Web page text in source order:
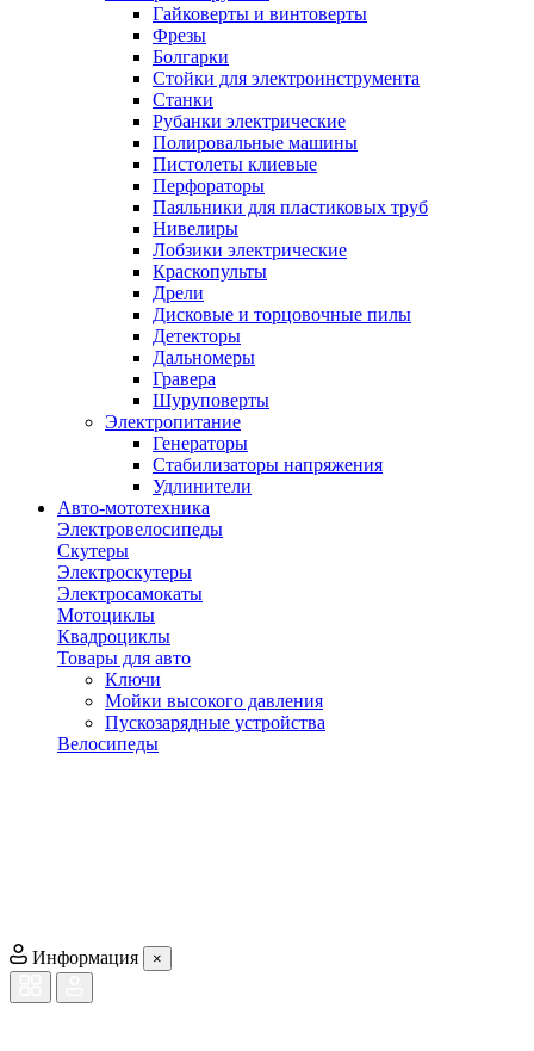
Гайковерты и винтоверты
Фрезы
Болгарки
Стойки для электроинструмента
Станки
Рубанки электрические
Полировальные машины
Пистолеты клиевые
Перфораторы
Паяльники для пластиковых труб
Нивелиры
Лобзики электрические
Краскопульты
Дрели
Дисковые и торцовочные пилы
Детекторы
Дальномеры
Гравера
Шуруповерты
Электропитание
Генераторы
Стабилизаторы напряжения
Удлинители
Авто-мототехника
Электровелосипеды
Скутеры
Электроскутеры
Электросамокаты
Мотоциклы
Квадроциклы
Товары для авто
Ключи
Мойки высокого давления
Пускозарядные устройства
Велосипеды
Информация ×